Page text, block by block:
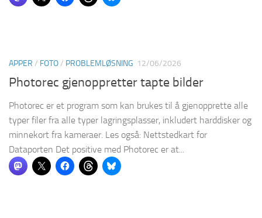
APPER / FOTO/ PROBLEMLØSNING 12/06/2026
Photorec gjenoppretter tapte bilder
Photorec er et program som kan brukes til å gjenopprette alle
typer filer fra alle typer lagringsplasser, inkludert harddisker og
minnekort fra kameraer. Les også: Nettstedkart for
Dataporten Det positive med Photorec er at...